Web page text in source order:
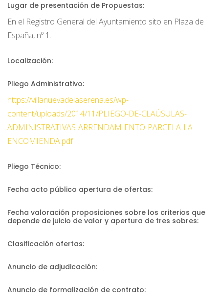
Lugar de presentación de Propuestas:
En el Registro General del Ayuntamiento sito en Plaza de
España, nº 1.
Localización:
Pliego Administrativo:
https://villanuevadelaserena.es/wp-
content/uploads/2014/11/PLIEGO-DE-CLAÚSULAS-
ADMINISTRATIVAS-ARRENDAMIENTO-PARCELA-LA-
ENCOMIENDA.pdf
Pliego Técnico:
Fecha acto público apertura de ofertas:
Fecha valoración proposiciones sobre los criterios que
depende de juicio de valor y apertura de tres sobres:
Clasificación ofertas:
Anuncio de adjudicación:
Anuncio de formalización de contrato: